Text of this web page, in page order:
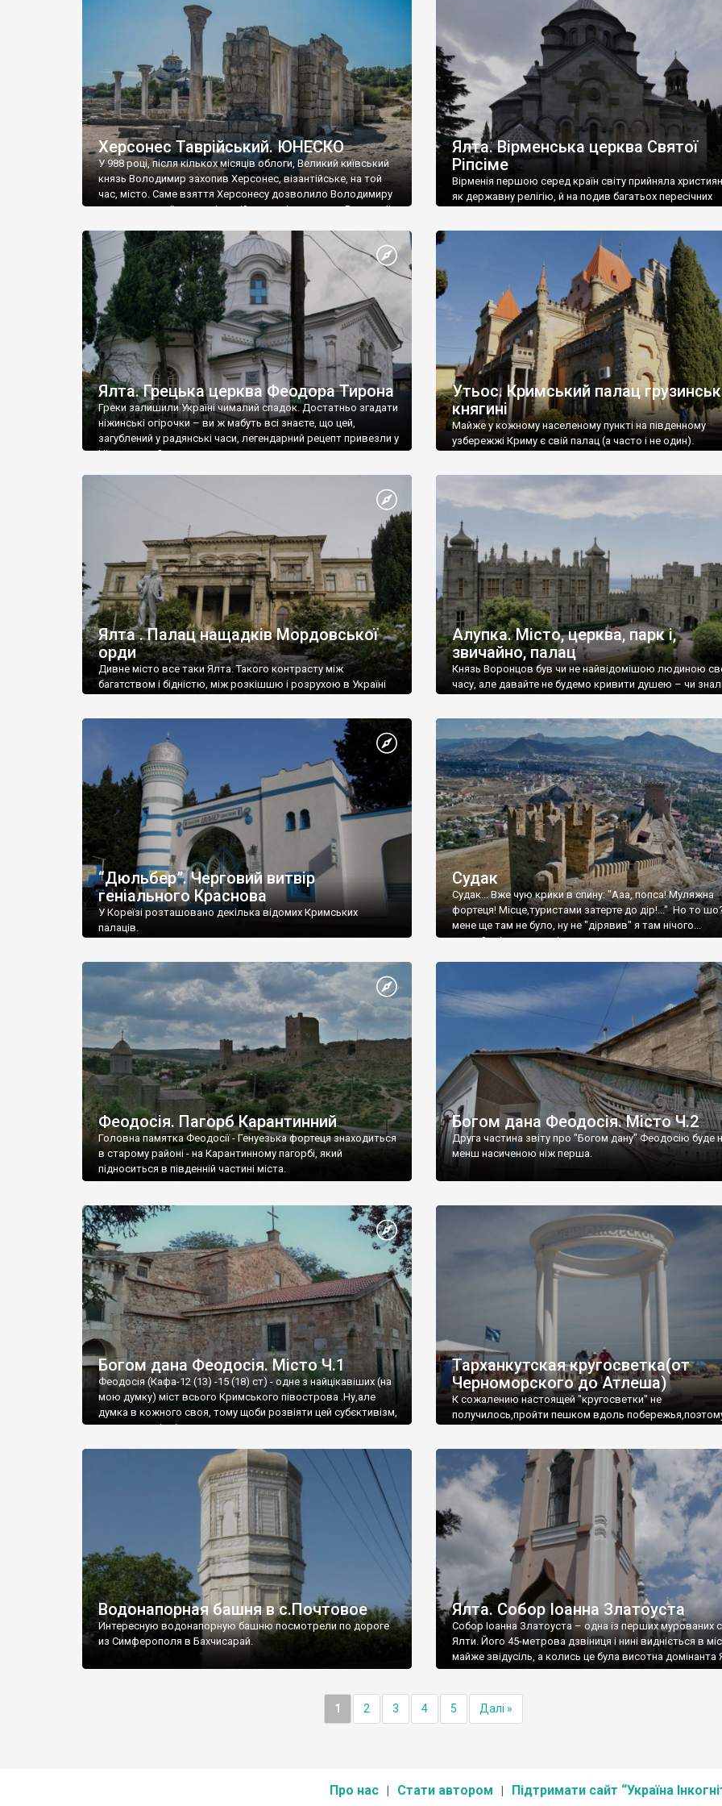
візантійської доби. Раритети викрадені з фондів об’єкту
культурної спадщини ЮНЕСКО «Херсонеса Таврійського».
Офіційно – на виставку «Золото Візантії», але експерти та
влада в Україні вважають це лише […]
називаються «повстяками» (postaki)…” “Вино. Крим
виробляє відмінне вино і його вдосталь: воно все
легке біле і дуже […]
Херсонес Таврійський. ЮНЕСКО
У 988 році, після кількох місяців облоги, Великий київський
князь Володимир захопив Херсонес, візантійське, на той
час, місто. Саме взяття Херсонесу дозволило Володимиру
диктувати свої умови візантійському імператору Василю ІІ,
Херсонесі Володимир-язичник, став Василем-
християнином. А потім було Хрещення Русі. На честь
Херсонесу Таврійського названо місто […]
Ялта. Вірменська церква Святої
Ріпсіме
Вірменія першою серед країн світу прийняла
як державну релігію, й на подив багатьох пересічних
Ялта. Грецька церква Феодора Тирона
Греки залишили Україні чималий спадок. Достатньо згадати
ніжинські огірочки – ви ж мабуть всі знаєте, що цей,
загублений у радянські часи, легендарний рецепт привезли у
Ніжин греки?
Утьос. Кримський палац
княгині
Майже у кожному населеному пункті на південному
узбережжі Криму є свій палац (а часто і не один).
Ялта . Палац нащадків Мордовської
орди
Дивне місто все таки Ялта. Такого контрасту між
багатством і бідністю, між розкішшю і розрухою в Україні
Алупка. Місто, церква, парк і,
звичайно, палац
Князь Воронцов був чи не найвідомішою людиною
часу, але давайте не будемо кривити душею – чи
“Дюльбер”. Черговий витвір
геніального Краснова
У Кореїзі розташовано декілька відомих Кримських
палаців.
Судак
Судак... Вже чую крики в спину: "Ааа, попса! Муляжна
фортеця! Місце,туристами затерте до дір!..." Но то
мене ще там не було, ну не "дірявив" я там нічого...
принаймні до цього літа.
Феодосія. Пагорб Карантинний
Головна памятка Феодосії - Генуезька фортеця знаходиться
в старому районі - на Карантинному пагорбі, який
підноситься в південній частині міста.
Богом дана Феодосія. Місто Ч.2
Друга частина звіту про "Богом дану" Феодосію буде
менш насиченою ніж перша.
Богом дана Феодосія. Місто Ч.1
Феодосія (Кафа-12 (13) -15 (18) ст) - одне з найцікавіших (на
мою думку) міст всього Кримського півострова .Ну,але
думка в кожного своя, тому щоби розвіяти цей субєктивізм,
запрошую відвідати це
Тарханкутская кругосветка(от
Черноморского до Атлеша)
К сожалению настоящей "кругосветки" не
получилось,пройти пешком вдоль
Водонапорная башня в с.Почтовое
Интересную водонапорную башню посмотрели по дороге
из Симферополя в Бахчисарай.
Ялта. Собор Іоанна Златоуста
Собор Іоанна Златоуста – одна із перших мурованих
Ялти. Його 45-метрова дзвіниця і нині видніється в
майже звідусіль, а колись це була висотна домінанта
1 2 3 4 5 Далі »
Про нас Стати автором Підтримати сайт “Україна